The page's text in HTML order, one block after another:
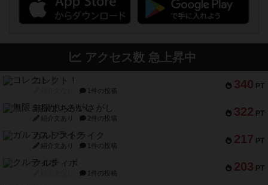
アクセス数 急上昇中
340 PT
コレクト！
1件の投稿
322 PT
無限まちがいさがし
紹介文あり 2件の投稿
217 PT
ガルフストライク
紹介文あり 1件の投稿
203 PT
クルティボ
1件の投稿